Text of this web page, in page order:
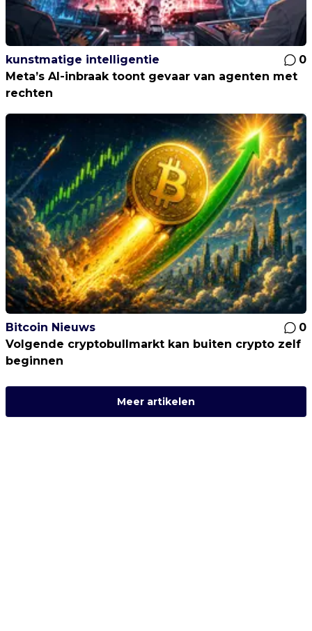
kunstmatige intelligentie
0
Meta’s AI-inbraak toont gevaar van agenten met
rechten
Bitcoin Nieuws
0
Volgende cryptobullmarkt kan buiten crypto zelf
beginnen
Meer artikelen